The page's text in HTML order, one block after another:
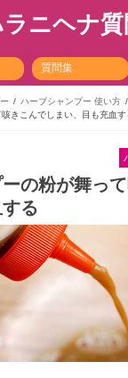
ニヘナ
質問集
ハーブシャンプー 使い方
きこんでしまい、目も充血す
の粉が舞っ
る